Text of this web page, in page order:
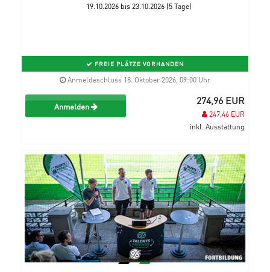
19.10.2026 bis 23.10.2026 (5 Tage)
FREIE PLÄTZE VORHANDEN
Anmeldeschluss 18. Oktober 2026, 09:00 Uhr
Anmelden 274,96 EUR
247,46 EUR
inkl. Ausstattung